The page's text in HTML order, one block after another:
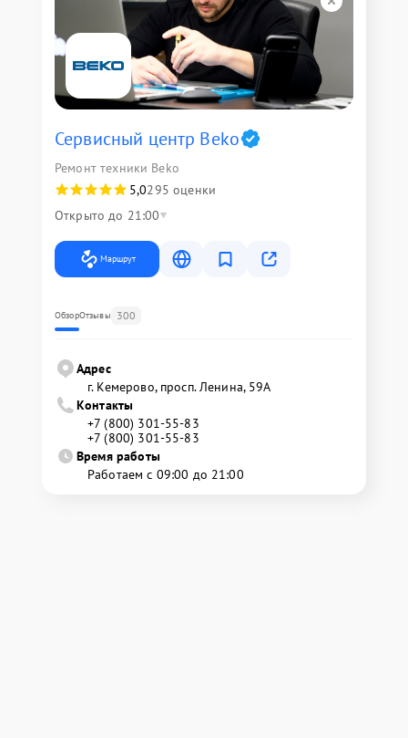
Сервисный центр Beko
Ремонт техники Beko
5,0295 оценки
Открыто до 21:00
Маршрут
ОбзорОтзывы 300
Адрес
г. Кемерово, просп. Ленина, 59А
Контакты
+7 (800) 301-55-83
+7 (800) 301-55-83
Время работы
Работаем с 09:00 до 21:00